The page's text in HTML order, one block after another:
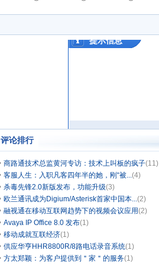
评论排行
商路通技术总监黄河专访：技术上叫板的疯子(11)
客服人生：入职凡客四年半的她，刚“被...(4)
杀毒先锋2.0新版发布，功能升级(3)
欧兰通讯成为Digium/Asterisk首家中国本...(2)
融视通在移动互联网趋势下的视频会议应用(2)
Avaya IP Office 8.0 发布(1)
移动成就互联经济(1)
供应华亨HHR8800R/8路电话录音系统(1)
方太郑颖：为客户提供到＂家＂的服务(1)